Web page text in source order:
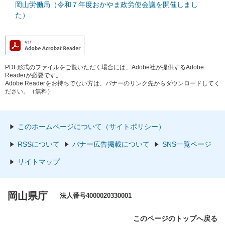
岡山労働局（令和７年度おかやま政労使会議を開催しまし
た）
PDF形式のファイルをご覧いただく場合には、Adobe社が提供するAdobe
Readerが必要です。
Adobe Readerをお持ちでない方は、バナーのリンク先からダウンロードしてく
ださい。（無料）
このホームページについて（サイトポリシー）
RSSについて バナー広告掲載について SNS一覧ページ
サイトマップ
岡山県庁 法人番号4000020330001
このページのトップへ戻る